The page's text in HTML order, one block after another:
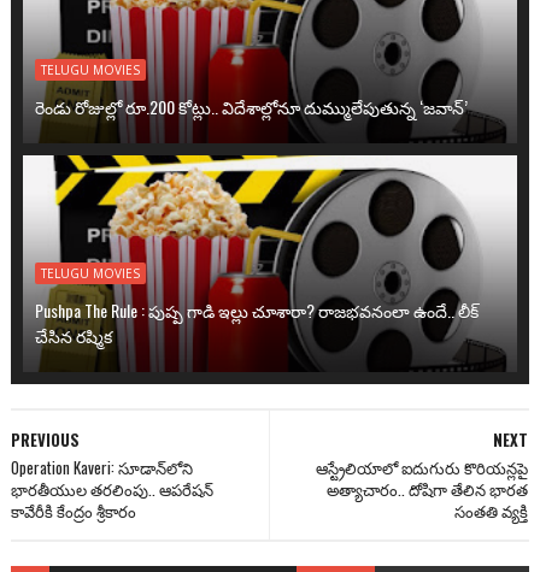
TELUGU MOVIES
రెండు రోజుల్లో రూ.200 కోట్లు.. విదేశాల్లోనూ దుమ్ములేపుతున్న ‘జవాన్’
TELUGU MOVIES
Pushpa The Rule : పుష్ప గాడి ఇల్లు చూశారా? రాజభవనంలా ఉందే.. లీక్
చేసిన రష్మిక
NEXT
ఆస్ట్రేలియాలో ఐదుగురు కొరియన్లపై
అత్యాచారం.. దోషిగా తేలిన భారత
సంతతి వ్యక్తి
PREVIOUS
Operation Kaveri: సూడాన్‌లోని
భారతీయుల తరలింపు.. ఆపరేషన్
కావేరీకి కేంద్రం శ్రీకారం